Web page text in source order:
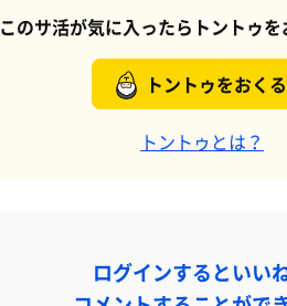
このサ活が気に入ったらトントゥ
トントゥをおくる
トントゥとは？
ログインするといい